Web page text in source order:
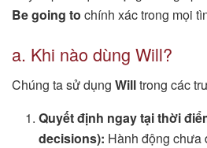
Be going to chính xác trong mọi
a. Khi nào dùng Will?
Chúng ta sử dụng Willtrong các
Quyết định ngay tại thời
decisions): Hành động chưa